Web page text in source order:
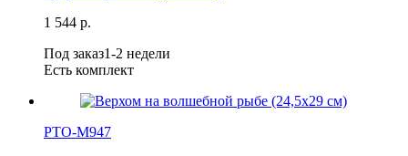
1 544 р.
Под заказ1-2 недели
Есть комплект
РТО-М947